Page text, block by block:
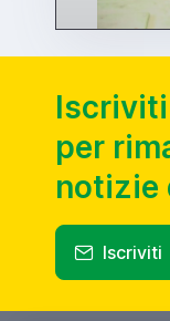
per
notizie
Iscriviti